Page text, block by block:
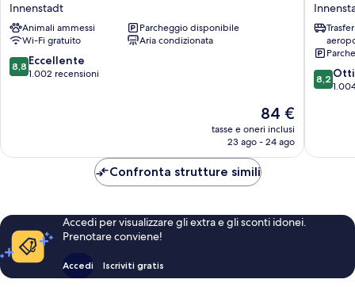
City
Center
Innenstadt
Innenstadt
Animali ammessi
Parcheggio disponibile
Wi-Fi gratuito
Aria condizionata
8.8
su
8,8 Eccellente
1.002 recensioni
Il
prezzo
attuale
84 €
84 €
tasse e oneri inclusi
23 ago - 24 ago
Hotel
City
8.2
su
8,2
Confronta strutture simili
Accedi per visualizzare gli extra e gli sconti idonei.
Prenotare conviene!
Accedi Iscriviti gratis